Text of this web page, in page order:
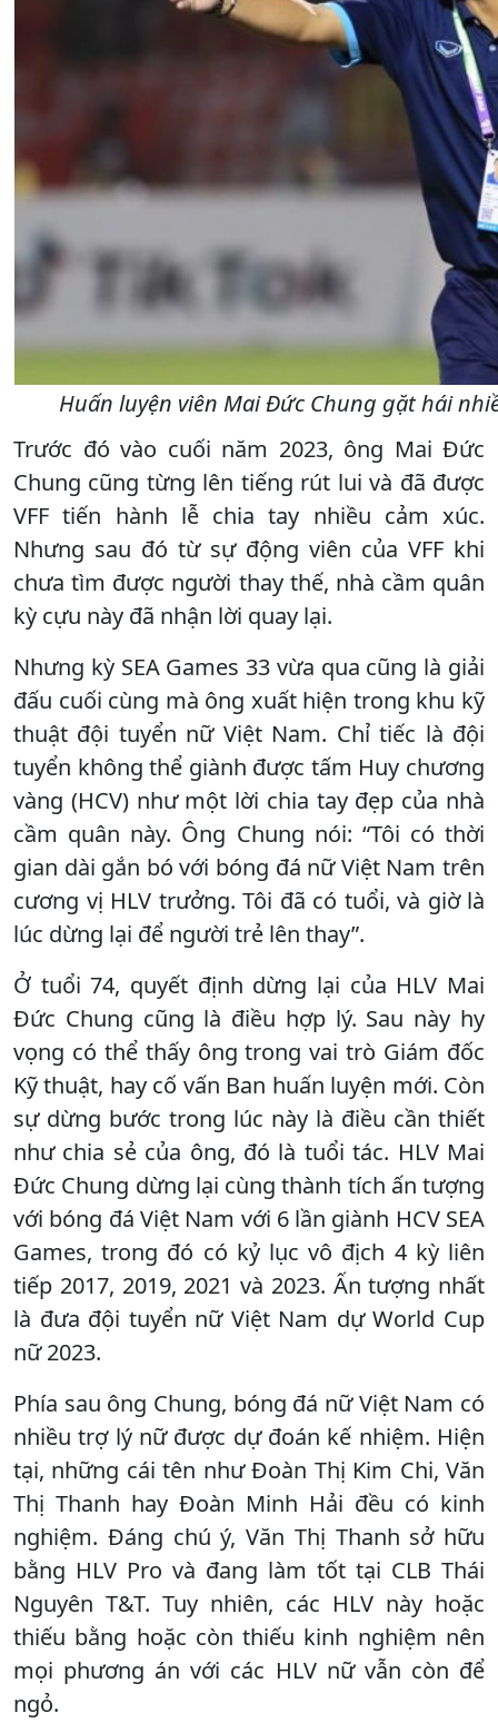
Huấn luyện viên Mai Đức Chung gặt hái
Trước đó vào cuối năm 2023, ông Mai Đức
Chung cũng từng lên tiếng rút lui và đã được
VFF tiến hành lễ chia tay nhiều cảm xúc.
Nhưng sau đó từ sự động viên của VFF khi
chưa tìm được người thay thế, nhà cầm quân
kỳ cựu này đã nhận lời quay lại.
Nhưng kỳ SEA Games 33 vừa qua cũng là giải
đấu cuối cùng mà ông xuất hiện trong khu kỹ
thuật đội tuyển nữ Việt Nam. Chỉ tiếc là đội
tuyển không thể giành được tấm Huy chương
vàng (HCV) như một lời chia tay đẹp của nhà
cầm quân này. Ông Chung nói: “Tôi có thời
gian dài gắn bó với bóng đá nữ Việt Nam trên
cương vị HLV trưởng. Tôi đã có tuổi, và giờ là
lúc dừng lại để người trẻ lên thay”.
Ở tuổi 74, quyết định dừng lại của HLV Mai
Đức Chung cũng là điều hợp lý. Sau này hy
vọng có thể thấy ông trong vai trò Giám đốc
Kỹ thuật, hay cố vấn Ban huấn luyện mới. Còn
sự dừng bước trong lúc này là điều cần thiết
như chia sẻ của ông, đó là tuổi tác. HLV Mai
Đức Chung dừng lại cùng thành tích ấn tượng
với bóng đá Việt Nam với 6 lần giành HCV SEA
Games, trong đó có kỷ lục vô địch 4 kỳ liên
tiếp 2017, 2019, 2021 và 2023. Ấn tượng nhất
là đưa đội tuyển nữ Việt Nam dự World Cup
nữ 2023.
Phía sau ông Chung, bóng đá nữ Việt Nam có
nhiều trợ lý nữ được dự đoán kế nhiệm. Hiện
tại, những cái tên như Đoàn Thị Kim Chi, Văn
Thị Thanh hay Đoàn Minh Hải đều có kinh
nghiệm. Đáng chú ý, Văn Thị Thanh sở hữu
bằng HLV Pro và đang làm tốt tại CLB Thái
Nguyên T&T. Tuy nhiên, các HLV này hoặc
thiếu bằng hoặc còn thiếu kinh nghiệm nên
mọi phương án với các HLV nữ vẫn còn để
ngỏ.